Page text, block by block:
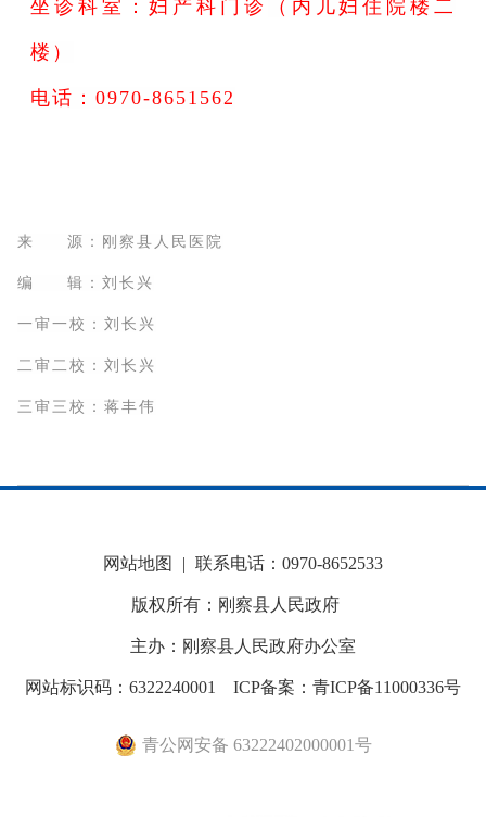
坐诊科室：妇产科门诊 （内儿妇住院楼二
楼）
电话：0970-8651562
来 源：刚察县人民医院
编 辑：刘长兴
一审一校：刘长兴
二审二校：刘长兴
三审三校：蒋丰伟
网站地图 | 联系电话：0970-8652533
版权所有：刚察县人民政府
主办：刚察县人民政府办公室
网站标识码：6322240001 ICP备案：青ICP备11000336号
青公网安备 63222402000001号